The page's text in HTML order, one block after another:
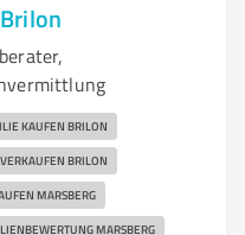
KAUFEN BRILON
BRILON
MARSBERG
MARSBERG